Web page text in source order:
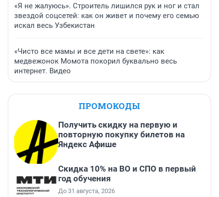
«Я не жалуюсь». Строитель лишился рук и ног и стал
звездой соцсетей: как он живет и почему его семью
искал весь Узбекистан
«Чисто все мамы и все дети на свете»: как
медвежонок Момота покорил буквально весь
интернет. Видео
ПРОМОКОДЫ
Получить скидку на первую и
повторную покупку билетов на
Яндекс Афише
Скидка 10% на ВО и СПО в первый
год обучения
До 31 августа, 2026